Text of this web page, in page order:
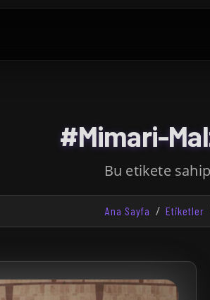
#Mimari-
Bu etikete
Ana Sayfa Etiketler